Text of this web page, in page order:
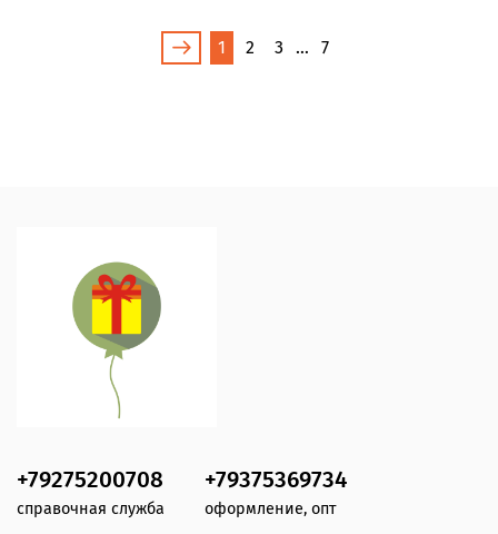
1 2 3 … 7
+79275200708
справочная служба
+79375369734
оформление, опт